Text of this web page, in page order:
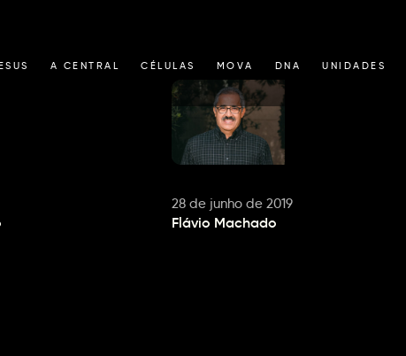
A CENTRAL CÉLULAS MOVA DNA UNIDADES
28 de junho de 2019
Flávio Machado